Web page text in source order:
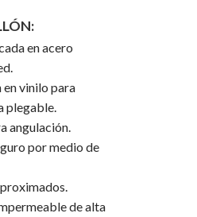
en acero
vinilo para
plegable.
angulación.
por medio de
de alta